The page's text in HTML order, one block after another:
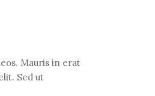
Mauris in erat
Sed ut